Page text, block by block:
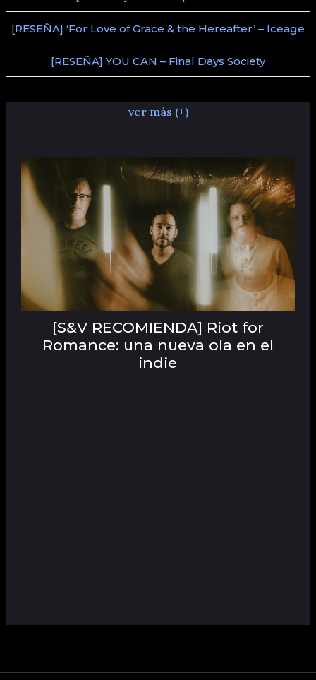
[RESEÑA] ‘For Love of Grace & the Hereafter’ – Iceage
[RESEÑA] YOU CAN – Final Days Society
ver más (+)
[S&V RECOMIENDA] Riot for
Romance: una nueva ola en el
indie